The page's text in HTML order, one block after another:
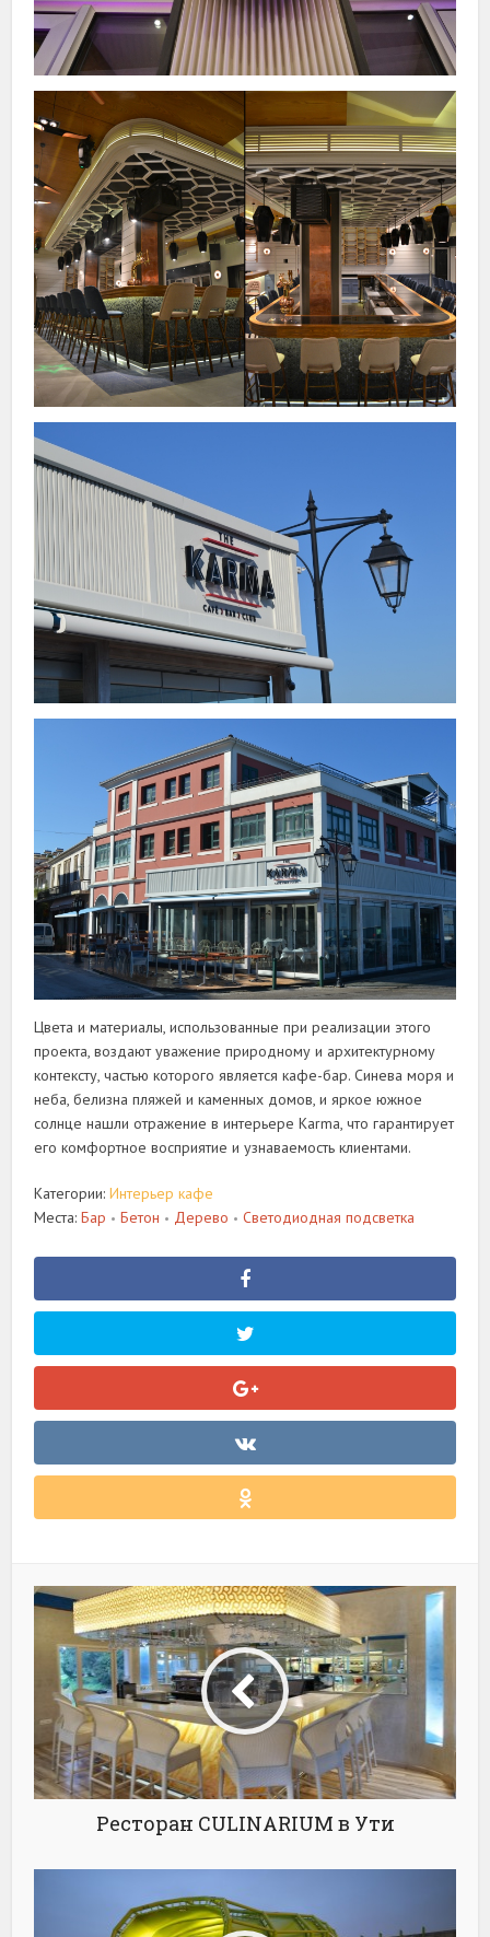
Цвета и материалы, использованные при реализации этого
проекта, воздают уважение природному и архитектурному
контексту, частью которого является кафе-бар. Синева моря и
неба, белизна пляжей и каменных домов, и яркое южное
солнце нашли отражение в интерьере Karma, что гарантирует
его комфортное восприятие и узнаваемость клиентами.
Категории:Интерьер кафе
Места:Бар • Бетон • Дерево • Светодиодная подсветка
Ресторан CULINARIUM в Ути